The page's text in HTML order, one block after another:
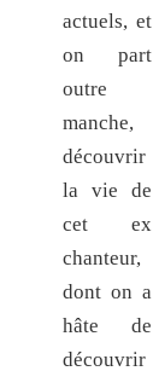
actuels, et
on part
outre
manche,
découvrir
la vie de
cet ex
chanteur,
dont on a
hâte de
découvrir